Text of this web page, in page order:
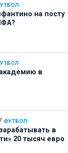
на посту
в
ФУТБОЛ
в
20 тысяч евро